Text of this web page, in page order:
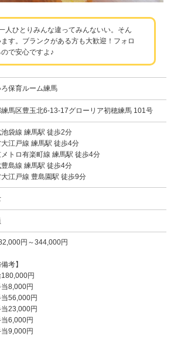
人ひとりみんな違ってみんないい。そん
す。ブランクがある方も大歓迎！フォロ
で安心ですよ♪
ろ保育ルーム練馬
馬区豊玉北6-13-17グローリア初穂練馬 101号
袋線 練馬駅 徒歩2分
江戸線 練馬駅 徒歩4分
トロ有楽町線 練馬駅 徒歩4分
島線 練馬駅 徒歩4分
江戸線 豊島園駅 徒歩9分
円～344,000円
考】
円
8,000円
56,000円
23,000円
6,000円
9,000円